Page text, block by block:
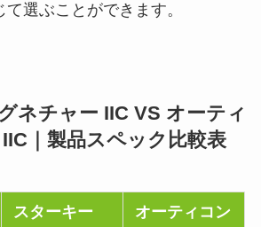
選ぶことができます。
ネチャー IIC VS オーティ
｜製品スペック比較表
スターキー
オーティコン